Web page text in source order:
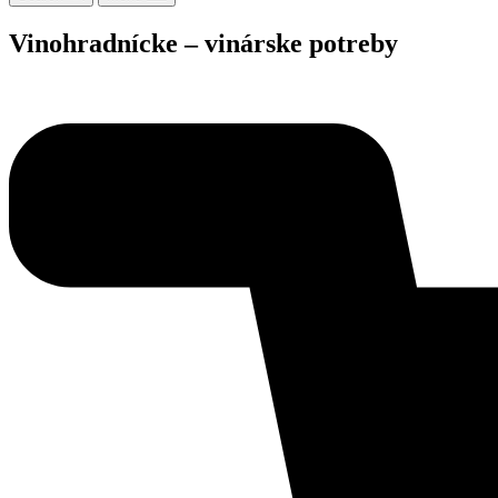
Vinohradnícke – vinárske potreby